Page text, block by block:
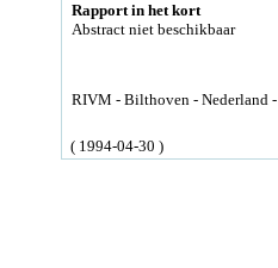
Rapport in het kort
Abstract niet beschikbaar
RIVM - Bilthoven - Nederland -
( 1994-04-30 )